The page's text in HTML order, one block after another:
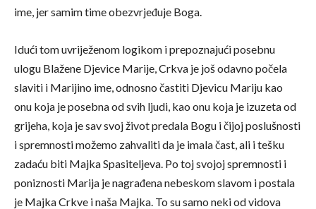
ime, jer samim time obezvrjeđuje Boga.
Idući tom uvriježenom logikom i prepoznajući posebnu
ulogu Blažene Djevice Marije, Crkva je još odavno počela
slaviti i Marijino ime, odnosno častiti Djevicu Mariju kao
onu koja je posebna od svih ljudi, kao onu koja je izuzeta od
grijeha, koja je sav svoj život predala Bogu i čijoj poslušnosti
i spremnosti možemo zahvaliti da je imala čast, ali i tešku
zadaću biti Majka Spasiteljeva. Po toj svojoj spremnosti i
poniznosti Marija je nagrađena nebeskom slavom i postala
je Majka Crkve i naša Majka. To su samo neki od vidova